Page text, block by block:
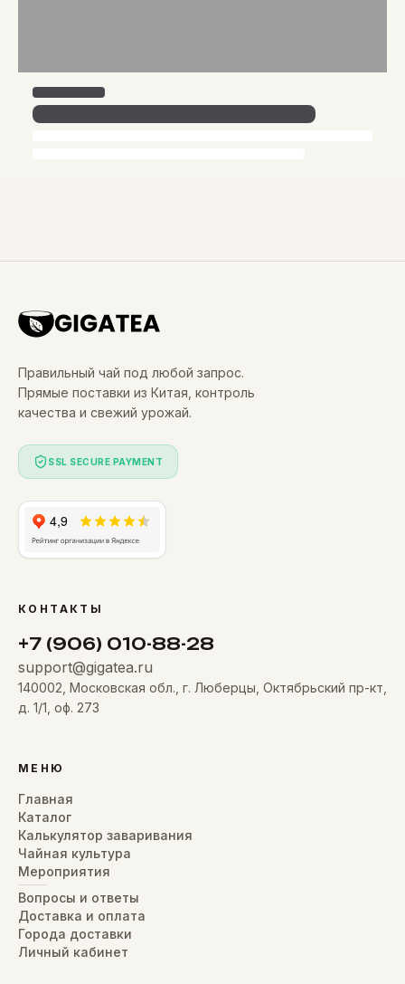
Правильный чай под любой запрос.
Прямые поставки из Китая, контроль
качества и свежий урожай.
SSL SECURE PAYMENT
КОНТАКТЫ
+7 (906) 010-88-28
support@gigatea.ru
140002, Московская обл., г. Люберцы, Октябрьский пр-кт,
д. 1/1, оф. 273
МЕНЮ
Главная
Каталог
Калькулятор заваривания
Чайная культура
Мероприятия
Вопросы и ответы
Доставка и оплата
Города доставки
Личный кабинет